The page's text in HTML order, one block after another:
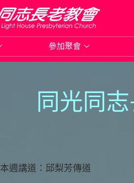
參加聚會
同光同
本週講道：邱梨芳傳道